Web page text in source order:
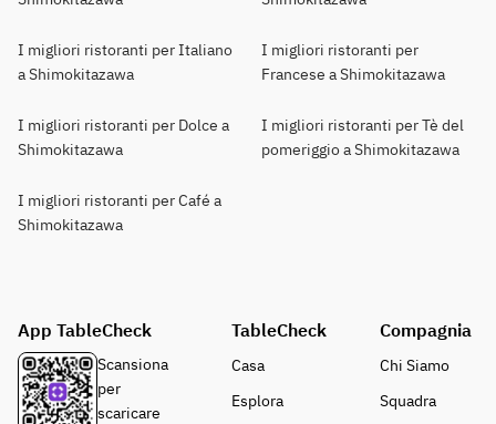
I migliori ristoranti per Italiano
a Shimokitazawa
I migliori ristoranti per
Francese a Shimokitazawa
I migliori ristoranti per Dolce a
Shimokitazawa
I migliori ristoranti per Tè del
pomeriggio a Shimokitazawa
I migliori ristoranti per Café a
Shimokitazawa
App TableCheck
Scansiona
per
scaricare
TableCheck
Casa
Esplora
Compagnia
Chi Siamo
Squadra